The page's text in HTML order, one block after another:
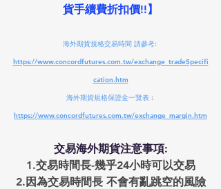
貨手續費折扣價!!】
海外期貨規格交易時間 請參考:
https://www.concordfutures.com.tw/exchange_tradeSpecifi
cation.htm
海外期貨規格保證金一覽表 :
https://www.concordfutures.com.tw/exchange_margin.htm
交易海外期貨注意事項:
1.交易時間長-幾乎24小時可以交易
2.因為交易時間長 不會有亂跳空的風險